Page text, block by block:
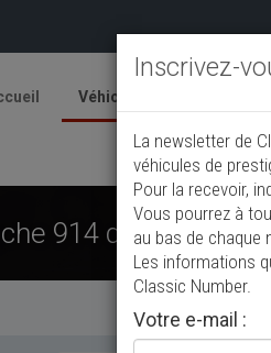
Véhicules
Ajouter
914 de collection
Inscrivez-
La newsletter de
véhicules de
Pour la recevoir,
Vous pourrez à
au bas de chaque
Les informations
Classic Number.
Votre e-mail :